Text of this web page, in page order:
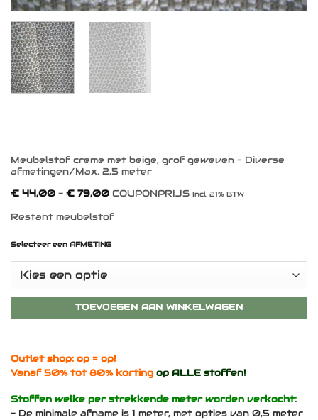
Meubelstof creme met beige, grof geweven – Diverse
afmetingen/Max. 2,5 meter
€ 44,00 - € 79,00Prijsklasse:
€ 79,00
COUPONPRIJS Incl. 21% BTW
Restant meubelstof
Selecteer een AFMETING
TOEVOEGEN AAN WINKELWAGEN
Outlet shop: op = op!
Vanaf 50% tot 80% korting op ALLE stoffen!
Stoffen welke per strekkende meter worden verkocht:
- De minimale afname is 1 meter, met opties van 0,5 meter